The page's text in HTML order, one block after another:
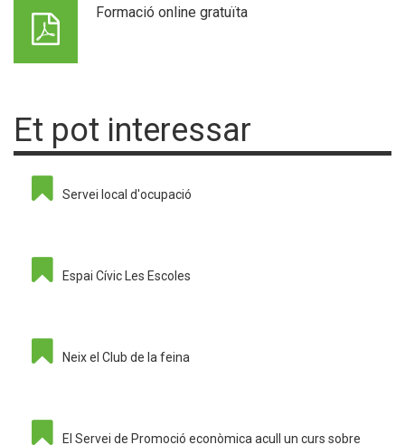
Formació online gratuïta
Et pot interessar
Servei local d'ocupació
Espai Cívic Les Escoles
Neix el Club de la feina
El Servei de Promoció econòmica acull un curs sobre